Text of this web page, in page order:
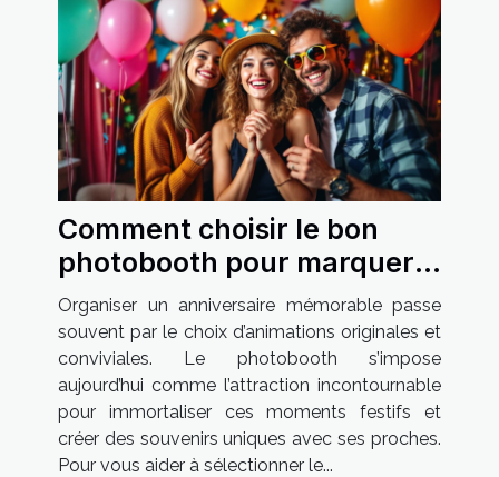
Comment choisir le bon
photobooth pour marquer
son anniversaire ?
Organiser un anniversaire mémorable passe
souvent par le choix d’animations originales et
conviviales. Le photobooth s’impose
aujourd’hui comme l’attraction incontournable
pour immortaliser ces moments festifs et
créer des souvenirs uniques avec ses proches.
Pour vous aider à sélectionner le...